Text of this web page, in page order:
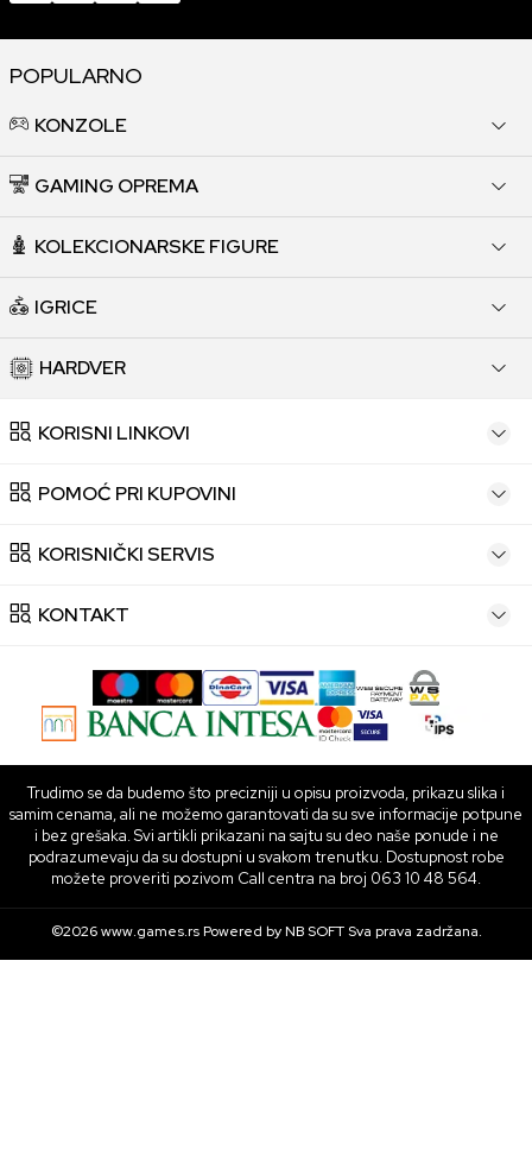
POPULARNO
KONZOLE
GAMING OPREMA
KOLEKCIONARSKE FIGURE
IGRICE
HARDVER
KORISNI LINKOVI
POMOĆ PRI KUPOVINI
KORISNIČKI SERVIS
KONTAKT
Trudimo se da budemo što precizniji u opisu proizvoda, prikazu slika i
samim cenama, ali ne možemo garantovati da su sve informacije potpune
i bez grešaka. Svi artikli prikazani na sajtu su deo naše ponude i ne
podrazumevaju da su dostupni u svakom trenutku. Dostupnost robe
možete proveriti pozivom Call centra na broj 063 10 48 564.
©2026www.games.rs Powered byNB SOFTSva prava zadržana.